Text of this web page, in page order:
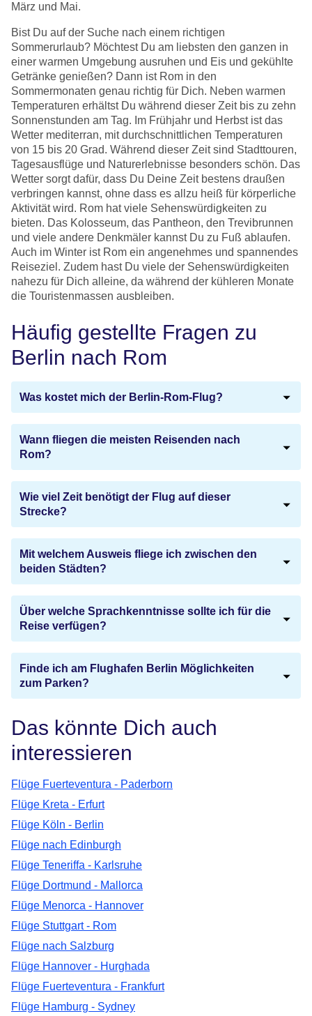
März und Mai.
Bist Du auf der Suche nach einem richtigen
Sommerurlaub? Möchtest Du am liebsten den ganzen in
einer warmen Umgebung ausruhen und Eis und gekühlte
Getränke genießen? Dann ist Rom in den
Sommermonaten genau richtig für Dich. Neben warmen
Temperaturen erhältst Du während dieser Zeit bis zu zehn
Sonnenstunden am Tag. Im Frühjahr und Herbst ist das
Wetter mediterran, mit durchschnittlichen Temperaturen
von 15 bis 20 Grad. Während dieser Zeit sind Stadttouren,
Tagesausflüge und Naturerlebnisse besonders schön. Das
Wetter sorgt dafür, dass Du Deine Zeit bestens draußen
verbringen kannst, ohne dass es allzu heiß für körperliche
Aktivität wird. Rom hat viele Sehenswürdigkeiten zu
bieten. Das Kolosseum, das Pantheon, den Trevibrunnen
und viele andere Denkmäler kannst Du zu Fuß ablaufen.
Auch im Winter ist Rom ein angenehmes und spannendes
Reiseziel. Zudem hast Du viele der Sehenswürdigkeiten
nahezu für Dich alleine, da während der kühleren Monate
die Touristenmassen ausbleiben.
Häufig gestellte Fragen zu
Berlin nach Rom
Was kostet mich der Berlin-Rom-Flug?
Wann fliegen die meisten Reisenden nach
Rom?
Wie viel Zeit benötigt der Flug auf dieser
Strecke?
Mit welchem Ausweis fliege ich zwischen den
beiden Städten?
Über welche Sprachkenntnisse sollte ich für die
Reise verfügen?
Finde ich am Flughafen Berlin Möglichkeiten
zum Parken?
Das könnte Dich auch
interessieren
Flüge Fuerteventura - Paderborn
Flüge Kreta - Erfurt
Flüge Köln - Berlin
Flüge nach Edinburgh
Flüge Teneriffa - Karlsruhe
Flüge Dortmund - Mallorca
Flüge Menorca - Hannover
Flüge Stuttgart - Rom
Flüge nach Salzburg
Flüge Hannover - Hurghada
Flüge Fuerteventura - Frankfurt
Flüge Hamburg - Sydney